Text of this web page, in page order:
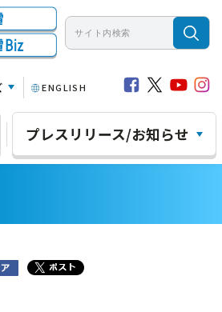
ENGLISH
プレスリリース/お知らせ